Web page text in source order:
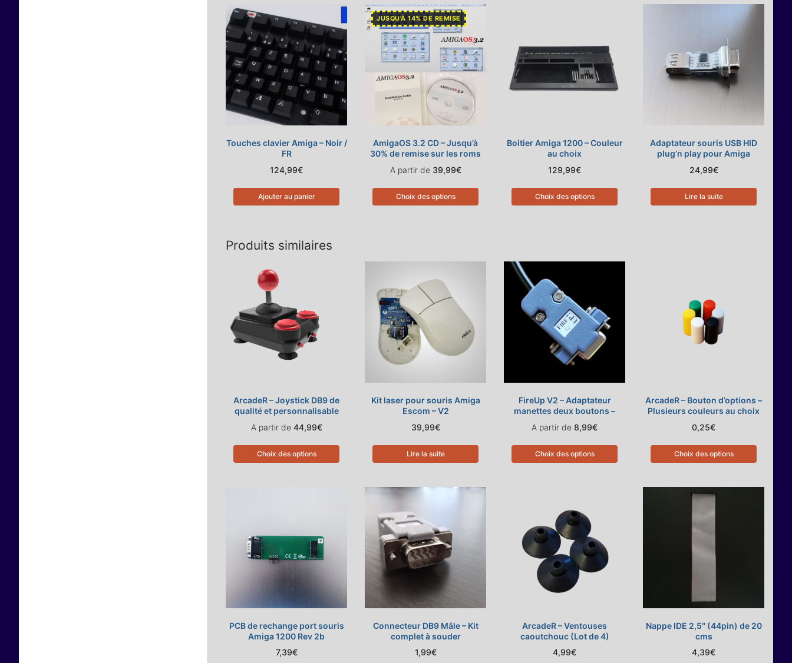
Touches clavier Amiga – Noir /
FR
124,99€
Ajouter au panier
JUSQU'À 14% DE REMISE
AmigaOS 3.2 CD – Jusqu’à
30% de remise sur les roms
A partir de 39,99€
Choix des options
Boitier Amiga 1200 – Couleur
au choix
129,99€
Choix des options
Adaptateur souris USB HID
plug’n play pour Amiga
24,99€
Lire la suite
Produits similaires
ArcadeR – Joystick DB9 de
qualité et personnalisable
A partir de 44,99€
Choix des options
Kit laser pour souris Amiga
Escom – V2
39,99€
Lire la suite
FireUp V2 – Adaptateur
manettes deux boutons –
Bouton B = Up
A partir de 8,99€
Choix des options
ArcadeR – Bouton d’options –
Plusieurs couleurs au choix
0,25€
Choix des options
PCB de rechange port souris
Amiga 1200 Rev 2b
7,39€
Connecteur DB9 Mâle – Kit
complet à souder
1,99€
ArcadeR – Ventouses
caoutchouc (Lot de 4)
4,99€
Nappe IDE 2,5″ (44pin) de 20
cms
4,39€